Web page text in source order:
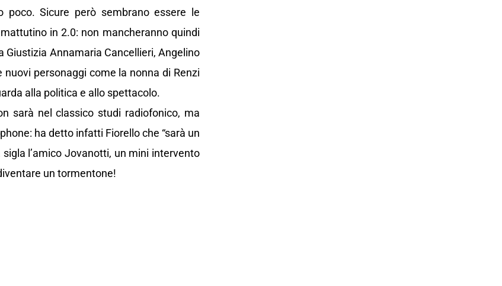
Sicure però sembrano essere le
in 2.0: non mancheranno quindi
Giustizia Annamaria Cancellieri, Angelino
personaggi come la nonna di Renzi
alla politica e allo spettacolo.
sarà nel classico studi radiofonico, ma
ha detto infatti Fiorello che “sarà un
l’amico Jovanotti, un mini intervento
un tormentone!